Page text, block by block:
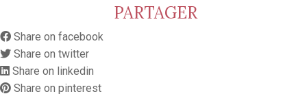
PARTAGER
Share on facebook
Share on twitter
Share on linkedin
Share on pinterest